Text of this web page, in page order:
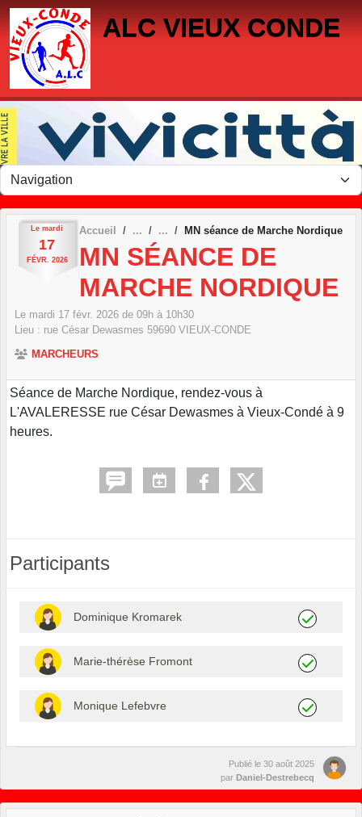
ALC VIEUX CONDE
Le mardi
17
FÉVR. 2026
Accueil MN séance de Marche Nordique
MN SÉANCE DE
MARCHE NORDIQUE
Le mardi 17 févr. 2026 de 09h à 10h30
Lieu : rue César Dewasmes 59690 VIEUX-CONDE
MARCHEURS
Séance de Marche Nordique, rendez-vous à
L'AVALERESSE rue César Dewasmes à Vieux-Condé à 9
heures.
Participants
Dominique Kromarek
Marie-thérèse Fromont
Monique Lefebvre
Publié le 30 août 2025
par Daniel-Destrebecq
Panneau de gestion des cookies